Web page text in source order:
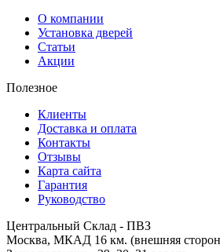
О компании
Установка дверей
Статьи
Акции
Полезное
Клиенты
Доставка и оплата
Контакты
Отзывы
Карта сайта
Гарантия
Руководство
Центральный Склад - ПВЗ
Москва, МКАД 16 км. (внешняя